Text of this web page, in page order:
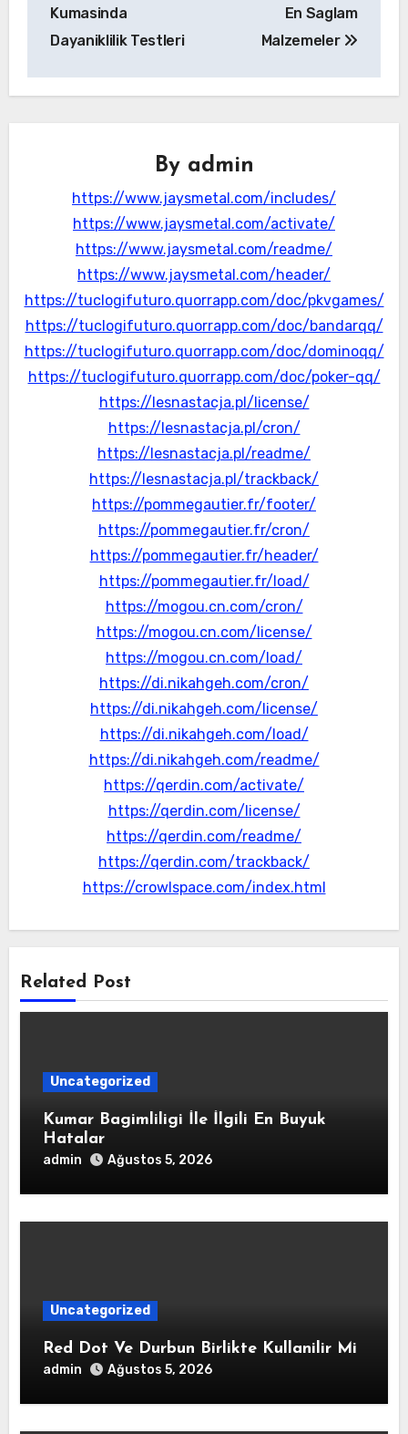
Kumasinda
Dayaniklilik Testleri
En Saglam
Malzemeler
By admin
https://www.jaysmetal.com/includes/
https://www.jaysmetal.com/activate/
https://www.jaysmetal.com/readme/
https://www.jaysmetal.com/header/
https://tuclogifuturo.quorrapp.com/doc/pkvgames/
https://tuclogifuturo.quorrapp.com/doc/bandarqq/
https://tuclogifuturo.quorrapp.com/doc/dominoqq/
https://tuclogifuturo.quorrapp.com/doc/poker-qq/
https://lesnastacja.pl/license/
https://lesnastacja.pl/cron/
https://lesnastacja.pl/readme/
https://lesnastacja.pl/trackback/
https://pommegautier.fr/footer/
https://pommegautier.fr/cron/
https://pommegautier.fr/header/
https://pommegautier.fr/load/
https://mogou.cn.com/cron/
https://mogou.cn.com/license/
https://mogou.cn.com/load/
https://di.nikahgeh.com/cron/
https://di.nikahgeh.com/license/
https://di.nikahgeh.com/load/
https://di.nikahgeh.com/readme/
https://qerdin.com/activate/
https://qerdin.com/license/
https://qerdin.com/readme/
https://qerdin.com/trackback/
https://crowlspace.com/index.html
Related Post
Uncategorized
Kumar Bagimliligi İle İlgili En Buyuk
Hatalar
admin Ağustos 5, 2026
Uncategorized
Red Dot Ve Durbun Birlikte Kullanilir Mi
admin Ağustos 5, 2026